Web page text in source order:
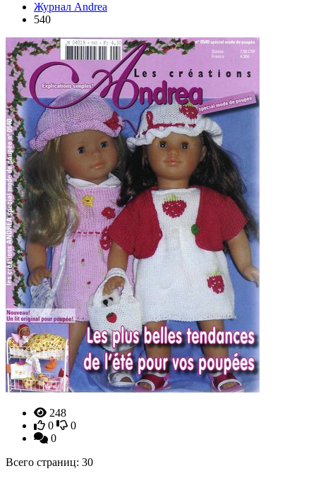
Журнал Andrea
540
248
0
0
0
Всего страниц: 30